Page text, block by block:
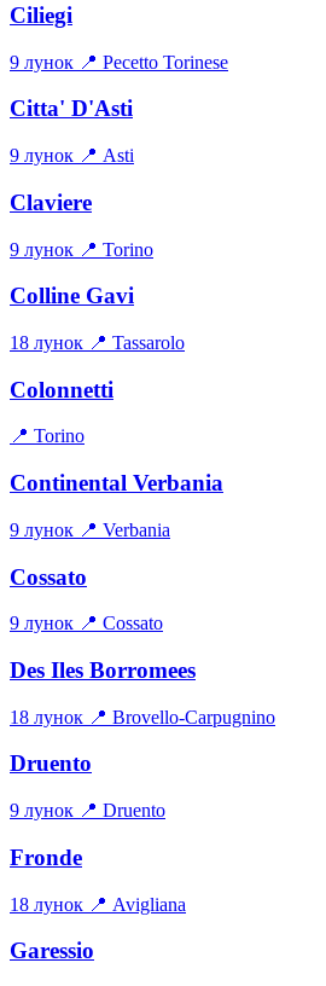
Ciliegi
9 лунок 📍 Pecetto Torinese
Citta' D'Asti
9 лунок 📍 Asti
Claviere
9 лунок 📍 Torino
Colline Gavi
18 лунок 📍 Tassarolo
Colonnetti
📍 Torino
Continental Verbania
9 лунок 📍 Verbania
Cossato
9 лунок 📍 Cossato
Des Iles Borromees
18 лунок 📍 Brovello-Carpugnino
Druento
9 лунок 📍 Druento
Fronde
18 лунок 📍 Avigliana
Garessio